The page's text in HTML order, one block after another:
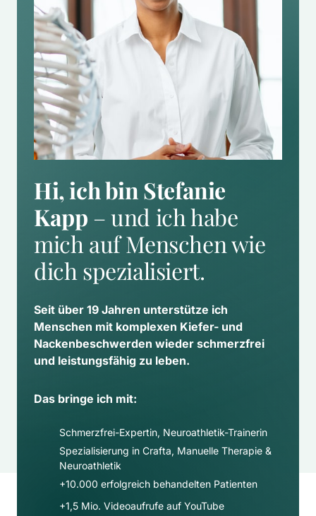
Hi, ich bin Stefanie
Kapp – und ich habe
mich auf Menschen wie
dich spezialisiert.
Seit über 19 Jahren unterstütze ich
Menschen mit komplexen Kiefer- und
Nackenbeschwerden wieder schmerzfrei
und leistungsfähig zu leben.
Das bringe ich mit:
Schmerzfrei-Expertin, Neuroathletik-Trainerin
Spezialisierung in Crafta, Manuelle Therapie &
Neuroathletik
+10.000 erfolgreich behandelten Patienten
+1,5 Mio. Videoaufrufe auf YouTube